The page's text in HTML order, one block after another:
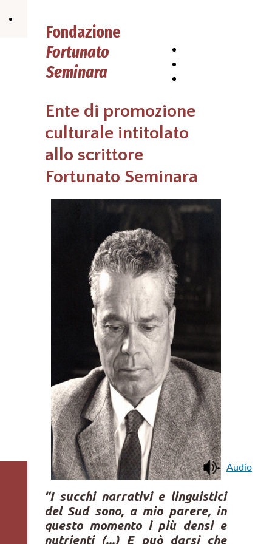
Fondazione
Fortunato
Seminara
Ente di promozione
culturale intitolato
allo scrittore
Fortunato Seminara
“I succhi narrativi e linguistici
del Sud sono, a mio parere, in
questo momento i più densi e
nutrienti (...) E può darsi che
Audio